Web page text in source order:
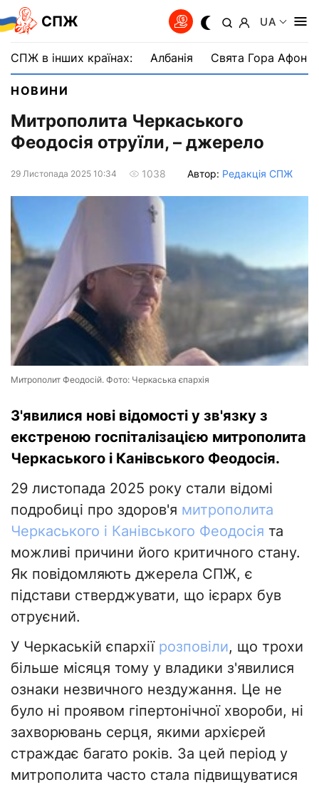
СПЖ UA
СПЖ в інших країнах: Албанія Свята Гора Афон
НОВИНИ
Митрополита Черкаського
Феодосія отруїли, – джерело
29 Листопада 2025 10:34 1038 Автор: Редакція СПЖ
Митрополит Феодосій. Фото: Черкаська єпархія
З'явилися нові відомості у зв'язку з
екстреною госпіталізацією митрополита
Черкаського і Канівського Феодосія.
29 листопада 2025 року стали відомі
подробиці про здоров'я митрополита
Черкаського і Канівського Феодосія та
можливі причини його критичного стану.
Як повідомляють джерела СПЖ, є
підстави стверджувати, що ієрарх був
отруєний.
У Черкаській єпархії розповіли, що трохи
більше місяця тому у владики з'явилися
ознаки незвичного нездужання. Це не
було ні проявом гіпертонічної хвороби, ні
захворювань серця, якими архієрей
страждає багато років. За цей період у
митрополита часто стала підвищуватися